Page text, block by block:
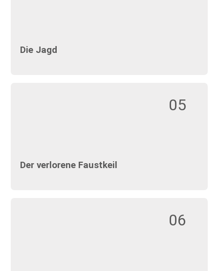
Die Jagd
05
Der verlorene Faustkeil
06